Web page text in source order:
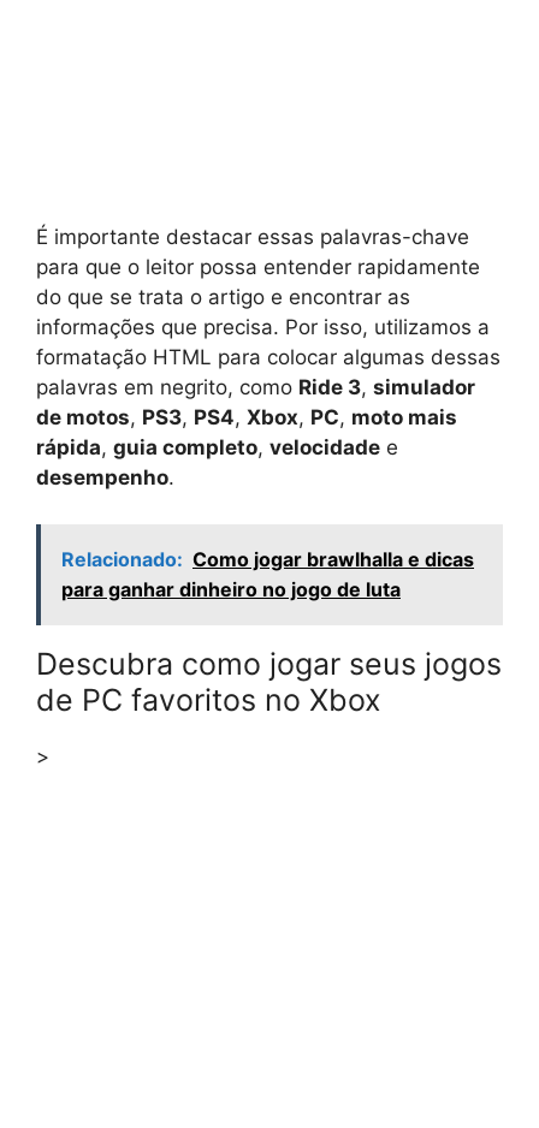
É importante destacar essas palavras-chave
para que o leitor possa entender rapidamente
do que se trata o artigo e encontrar as
informações que precisa. Por isso, utilizamos a
formatação HTML para colocar algumas dessas
palavras em negrito, como Ride 3, simulador
de motos, PS3, PS4, Xbox, PC, moto mais
rápida, guia completo, velocidade e
desempenho.
Relacionado: Como jogar brawlhalla e dicas
para ganhar dinheiro no jogo de luta
Descubra como jogar seus jogos
de PC favoritos no Xbox
>